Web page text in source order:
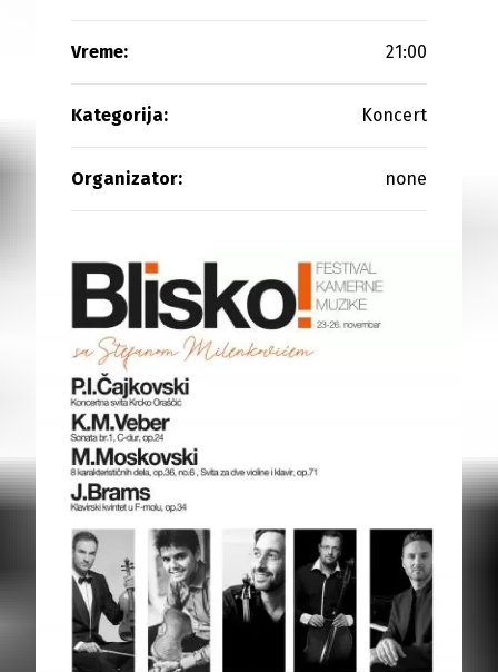
Vreme: 21:00
Kategorija: Koncert
Organizator: none